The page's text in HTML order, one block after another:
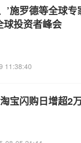
’施罗德等全球
投资者峰会
11:38:40
宝闪购日增超2